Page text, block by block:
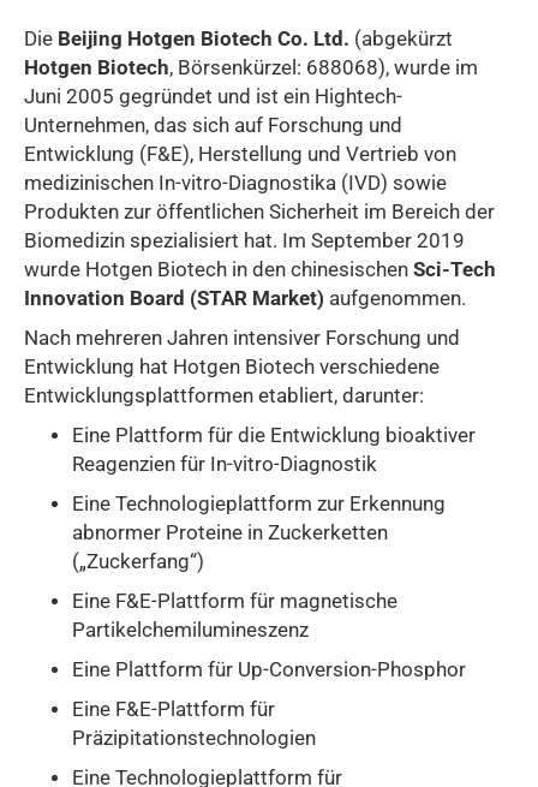
Die Beijing Hotgen Biotech Co. Ltd. (abgekürzt
Hotgen Biotech, Börsenkürzel: 688068), wurde im
Juni 2005 gegründet und ist ein Hightech-
Unternehmen, das sich auf Forschung und
Entwicklung (F&E), Herstellung und Vertrieb von
medizinischen In-vitro-Diagnostika (IVD) sowie
Produkten zur öffentlichen Sicherheit im Bereich der
Biomedizin spezialisiert hat. Im September 2019
wurde Hotgen Biotech in den chinesischen Sci-Tech
Innovation Board (STAR Market) aufgenommen.
Nach mehreren Jahren intensiver Forschung und
Entwicklung hat Hotgen Biotech verschiedene
Entwicklungsplattformen etabliert, darunter:
Eine Plattform für die Entwicklung bioaktiver
Reagenzien für In-vitro-Diagnostik
Eine Technologieplattform zur Erkennung
abnormer Proteine in Zuckerketten
(„Zuckerfang“)
Eine F&E-Plattform für magnetische
Partikelchemilumineszenz
Eine Plattform für Up-Conversion-Phosphor
Eine F&E-Plattform für
Präzipitationstechnologien
Eine Technologieplattform für